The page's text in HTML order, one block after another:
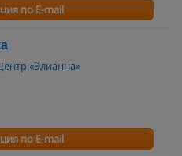
по E-mail
«Элианна»
по E-mail